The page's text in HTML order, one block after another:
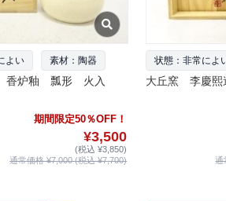
よい 素材：陶器
香炉釉 瓢形 火入
期間限定50％OFF！
¥3,500
(税込 ¥3,850)
通常価格 ¥7,000 (税込 ¥7,700)
状態：非常によ
大丘窯 李慶
通